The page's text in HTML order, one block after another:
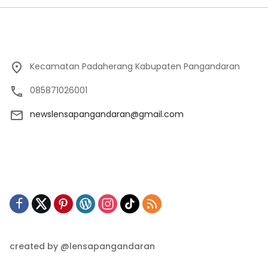
Kecamatan Padaherang Kabupaten Pangandaran
085871026001
newslensapangandaran@gmail.com
created by @lensapangandaran